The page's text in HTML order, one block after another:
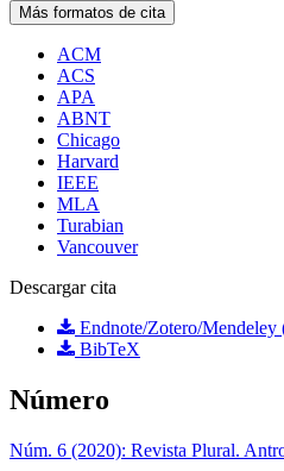
Más formatos de cita
ACM
ACS
APA
ABNT
Chicago
Harvard
IEEE
MLA
Turabian
Vancouver
Descargar cita
Endnote/Zotero/Mendeley
BibTeX
Número
Núm. 6 (2020): Revista Plural.